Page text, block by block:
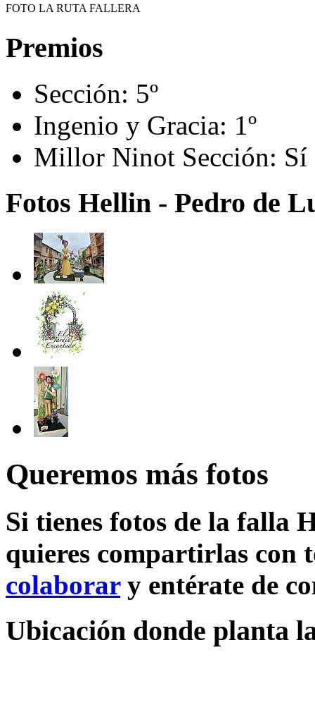
FOTO LA RUTA FALLERA
Premios
Sección: 5º
Ingenio y Gracia: 1º
Millor Ninot Sección: Sí
Fotos Hellin - Pedro de
Queremos más fotos
Si tienes fotos de la falla
quieres compartirlas con
colaborary entérate de
Ubicación donde planta